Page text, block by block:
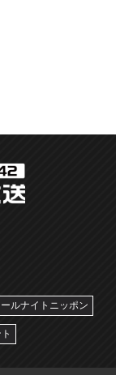
ルナイトニッポン